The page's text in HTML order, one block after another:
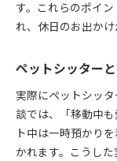
す。これらのポイ
れ、休日のお出かけ
ペットシッター
実際にペットシッ
談では、「移動中
ト中は一時預かり
かれます。こうし